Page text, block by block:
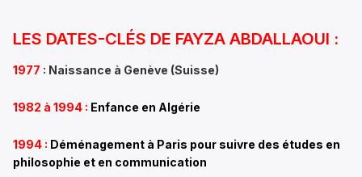
LES DATES-CLÉS DE FAYZA ABDALLAOUI :
1977 : Naissance à Genève (Suisse)
1982 à 1994 : Enfance en Algérie
1994 : Déménagement à Paris pour suivre des études en
philosophie et en communication